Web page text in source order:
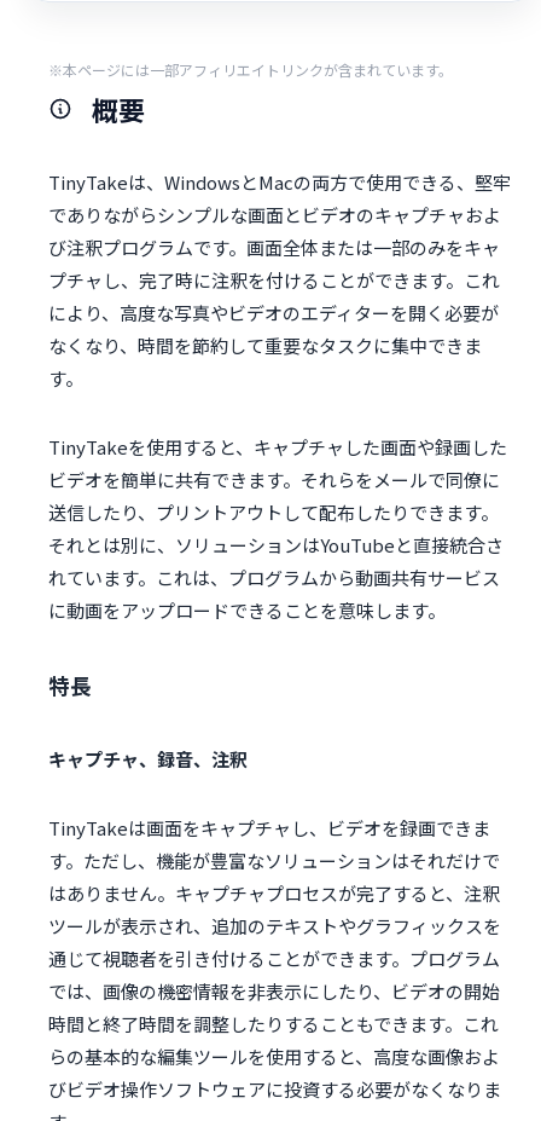
※本ページには一部アフィリエイトリンクが含まれています。
概要
TinyTakeは、WindowsとMacの両方で使用できる、堅牢
でありながらシンプルな画面とビデオのキャプチャおよ
び注釈プログラムです。画面全体または一部のみをキャ
プチャし、完了時に注釈を付けることができます。これ
により、高度な写真やビデオのエディターを開く必要が
なくなり、時間を節約して重要なタスクに集中できま
す。
TinyTakeを使用すると、キャプチャした画面や録画した
ビデオを簡単に共有できます。それらをメールで同僚に
送信したり、プリントアウトして配布したりできます。
それとは別に、ソリューションはYouTubeと直接統合さ
れています。これは、プログラムから動画共有サービス
に動画をアップロードできることを意味します。
特長
キャプチャ、録音、注釈
TinyTakeは画面をキャプチャし、ビデオを録画できま
す。ただし、機能が豊富なソリューションはそれだけで
はありません。キャプチャプロセスが完了すると、注釈
ツールが表示され、追加のテキストやグラフィックスを
通じて視聴者を引き付けることができます。プログラム
では、画像の機密情報を非表示にしたり、ビデオの開始
時間と終了時間を調整したりすることもできます。これ
らの基本的な編集ツールを使用すると、高度な画像およ
びビデオ操作ソフトウェアに投資する必要がなくなりま